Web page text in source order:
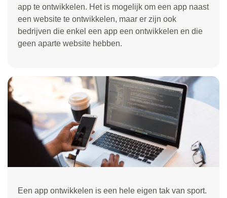
app te ontwikkelen. Het is mogelijk om een app naast
een website te ontwikkelen, maar er zijn ook
bedrijven die enkel een app een ontwikkelen en die
geen aparte website hebben.
Een app ontwikkelen is een hele eigen tak van sport.